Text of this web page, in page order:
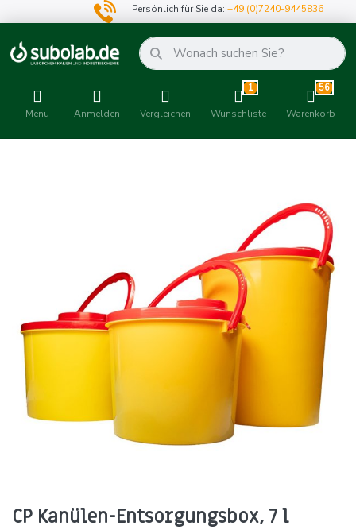
Persönlich für Sie da:+49 (0)7240-9445836
Menü Anmelden Vergleichen
1
Wunschliste
56
Warenkorb
CP Kanülen-Entsorgungsbox, 7 l